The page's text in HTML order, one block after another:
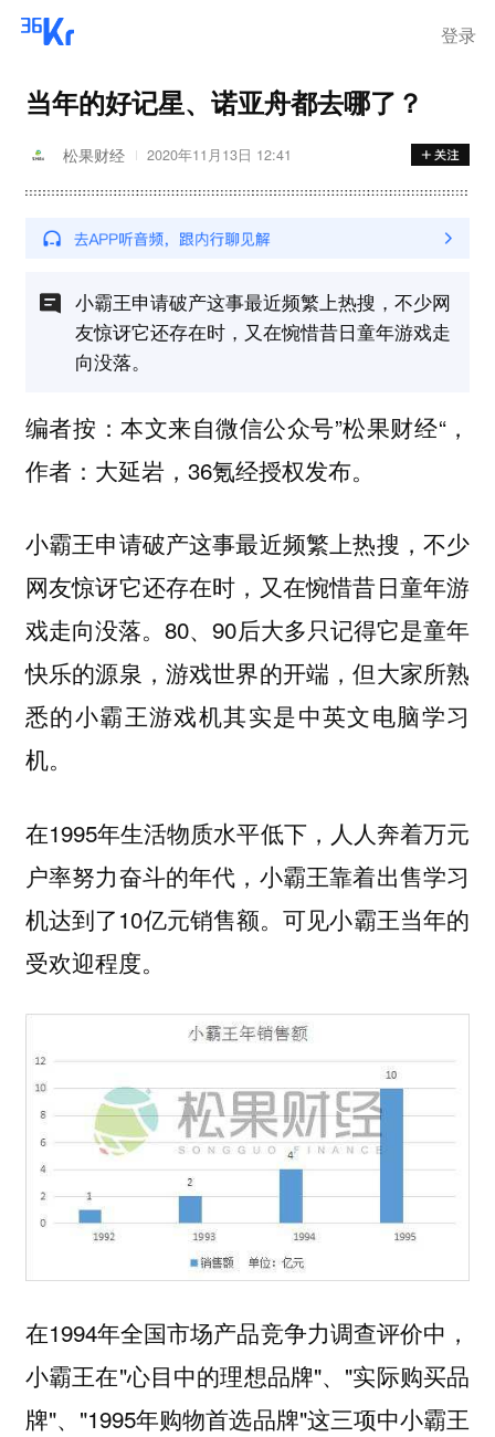
登录
当年的好记星、诺亚舟都去哪了？
松果财经 2020年11月13日 12:41
小霸王申请破产这事最近频繁上热搜，不少网
友惊讶它还存在时，又在惋惜昔日童年游戏走
向没落。
编者按：本文来自微信公众号”松果财经“，
作者：大延岩，36氪经授权发布。
小霸王申请破产这事最近频繁上热搜，不少
网友惊讶它还存在时，又在惋惜昔日童年游
戏走向没落。80、90后大多只记得它是童年
快乐的源泉，游戏世界的开端，但大家所熟
悉的小霸王游戏机其实是中英文电脑学习
机。
在1995年生活物质水平低下，人人奔着万元
户率努力奋斗的年代，小霸王靠着出售学习
机达到了10亿元销售额。可见小霸王当年的
受欢迎程度。
在1994年全国市场产品竞争力调查评价中，
小霸王在"心目中的理想品牌"、"实际购买品
牌"、"1995年购物首选品牌"这三项中小霸王